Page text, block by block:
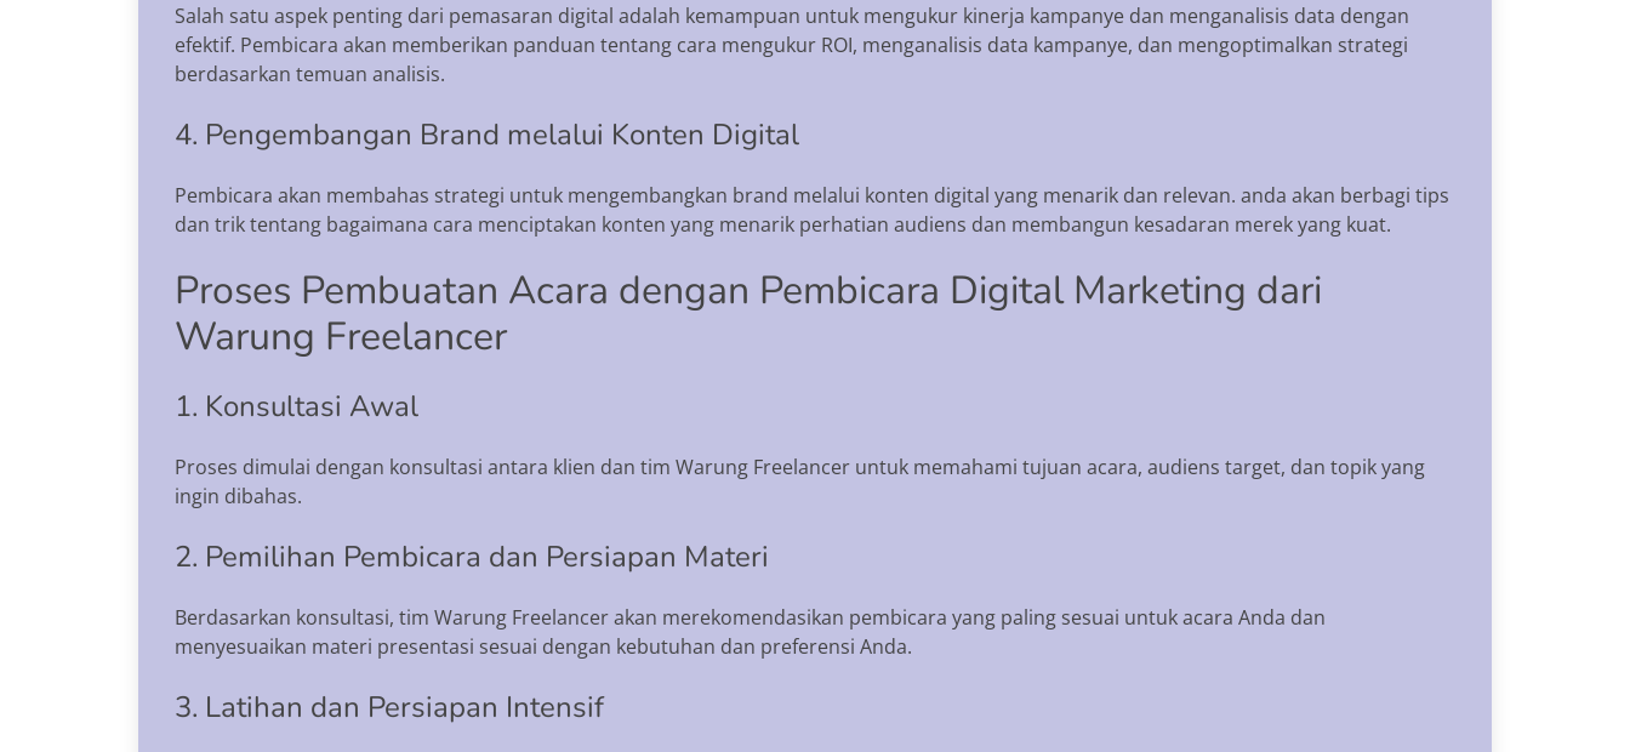
Salah satu aspek penting dari pemasaran digital adalah kemampuan untuk mengukur kinerja kampanye dan menganalisis data dengan
efektif. Pembicara akan memberikan panduan tentang cara mengukur ROI, menganalisis data kampanye, dan mengoptimalkan strategi
berdasarkan temuan analisis.
4. Pengembangan Brand melalui Konten Digital
Pembicara akan membahas strategi untuk mengembangkan brand melalui konten digital yang menarik dan relevan. anda akan berbagi tips
dan trik tentang bagaimana cara menciptakan konten yang menarik perhatian audiens dan membangun kesadaran merek yang kuat.
Proses Pembuatan Acara dengan Pembicara Digital Marketing dari
Warung Freelancer
1. Konsultasi Awal
Proses dimulai dengan konsultasi antara klien dan tim Warung Freelancer untuk memahami tujuan acara, audiens target, dan topik yang
ingin dibahas.
2. Pemilihan Pembicara dan Persiapan Materi
Berdasarkan konsultasi, tim Warung Freelancer akan merekomendasikan pembicara yang paling sesuai untuk acara Anda dan
menyesuaikan materi presentasi sesuai dengan kebutuhan dan preferensi Anda.
3. Latihan dan Persiapan Intensif